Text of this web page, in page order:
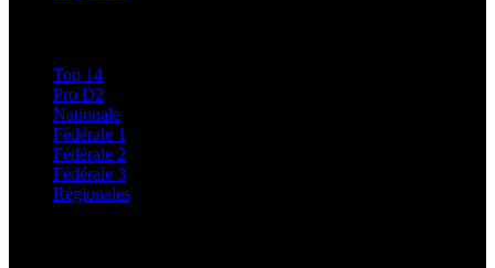
Top 14
Pro D2
Nationale
Fédérale 1
Fédérale 2
Fédérale 3
Régionales